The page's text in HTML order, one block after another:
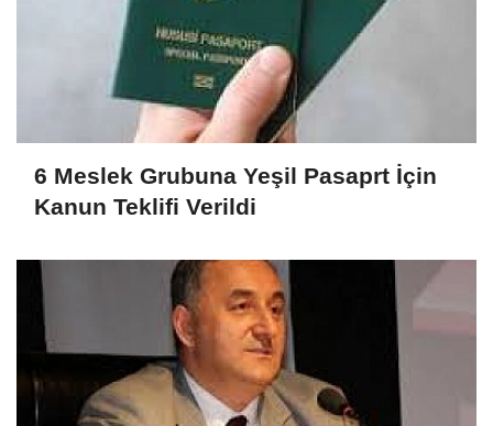
6 Meslek Grubuna Yeşil Pasaprt İçin
Kanun Teklifi Verildi